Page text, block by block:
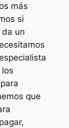
más
si
un
que